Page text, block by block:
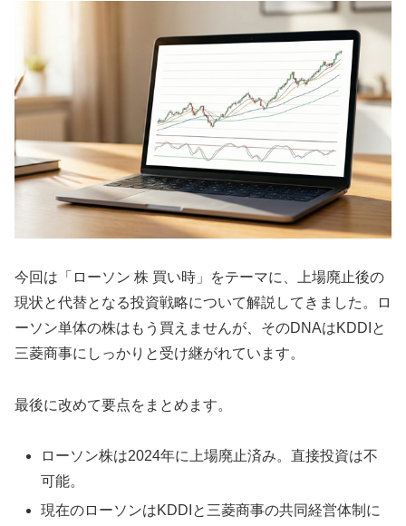
今回は「ローソン 株 買い時」をテーマに、上場廃止後の
現状と代替となる投資戦略について解説してきました。ロ
ーソン単体の株はもう買えませんが、そのDNAはKDDIと
三菱商事にしっかりと受け継がれています。
最後に改めて要点をまとめます。
ローソン株は2024年に上場廃止済み。直接投資は不
可能。
現在のローソンはKDDIと三菱商事の共同経営体制に